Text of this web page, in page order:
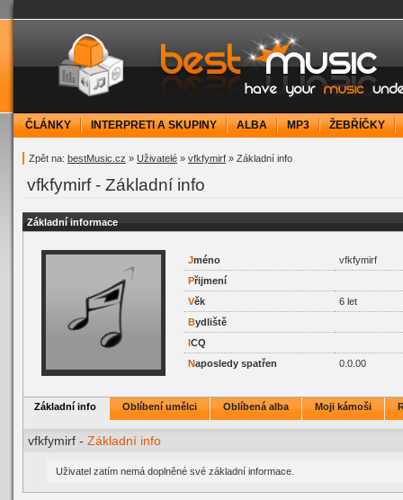
bestMusic.cz - Have your music under
ČLÁNKY INTERPRETI A SKUPINY ALBA MP3 ŽEBŘÍČKY
Zpět na: bestMusic.cz » Uživatelé » vfkfymirf » Základní info
vfkfymirf - Základní info
Základní informace
Jméno
vfkfymirf
Přijmení
Věk
6 let
Bydliště
ICQ
Naposledy spatřen 0.0.00
Základní info Oblíbení umělci Oblíbená alba Moji kámoši
vfkfymirf - Základní info
Uživatel zatím nemá doplněné své základní informace.